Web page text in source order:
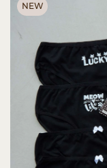
NEW